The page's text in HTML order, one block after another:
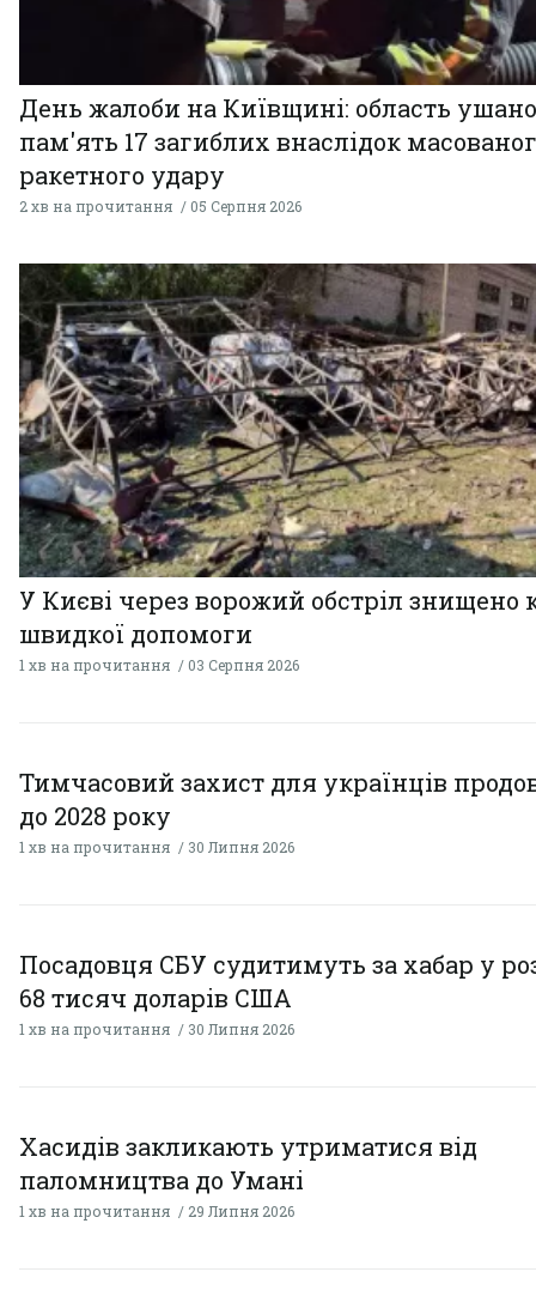
День жалоби на Київщині: область
пам'ять 17 загиблих внаслідок
ракетного удару
2 хв на прочитання 05 Серпня 2026
У Києві через ворожий обстріл знищено
швидкої допомоги
1 хв на прочитання 03 Серпня 2026
Тимчасовий захист для українців
до 2028 року
1 хв на прочитання 30 Липня 2026
Посадовця СБУ судитимуть за хабар у
68 тисяч доларів США
1 хв на прочитання 30 Липня 2026
Хасидів закликають утриматися від
паломництва до Умані
1 хв на прочитання 29 Липня 2026